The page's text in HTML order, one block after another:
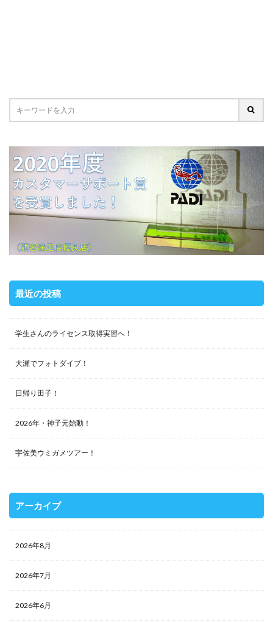
最近の投稿
学生さんのライセンス取得実習へ！
大瀬でフォトダイブ！
日帰り田子！
2026年・神子元始動！
宇佐美ウミガメツアー！
アーカイブ
2026年8月
2026年7月
2026年6月